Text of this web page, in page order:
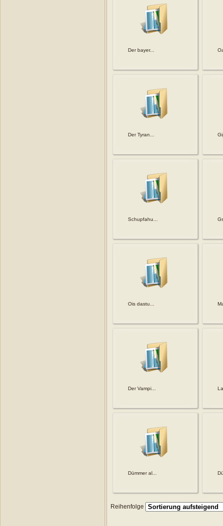
Der bayer...
Der Tyran...
Schupfahu...
Ois dastu...
Der Vampi...
Dümmer al...
Reihenfolge